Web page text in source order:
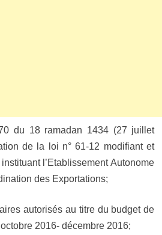
du 18 ramadan 1434 (27 juillet
de la loi n° 61-12 modifiant et
l’Etablissement Autonome
des Exportations;
autorisés au titre du budget de
2016- décembre 2016;